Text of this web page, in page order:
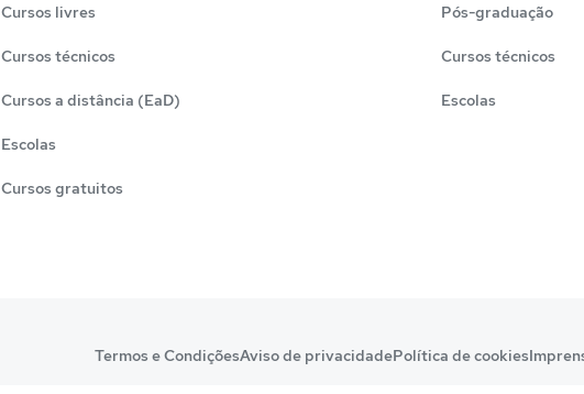
Cursos livres
Cursos técnicos
Cursos a distância (EaD)
Escolas
Cursos gratuitos
Pós-graduação
Cursos técnicos
Escolas
Termos e CondiçõesAviso de privacidadePolítica de cookies